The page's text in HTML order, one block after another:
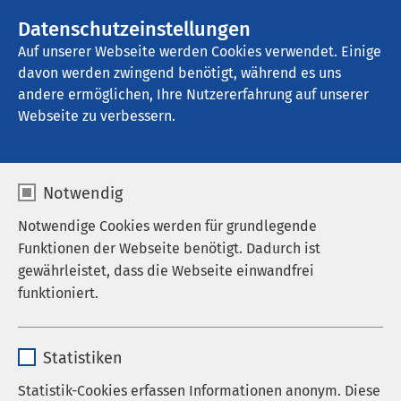
Datenschutzeinstellungen
Auf unserer Webseite werden Cookies verwendet. Einige
davon werden zwingend benötigt, während es uns
andere ermöglichen, Ihre Nutzererfahrung auf unserer
Webseite zu verbessern.
Notwendig
Notwendige Cookies werden für grundlegende
Funktionen der Webseite benötigt. Dadurch ist
gewährleistet, dass die Webseite einwandfrei
funktioniert.
Anbieter sgalinski
Statistiken
Statistik-Cookies erfassen Informationen anonym. Diese
AMEOS Poliklinika Torgelow
Pressemitteilungen
26.08.2025 AMEOS Gruppe
AMEOS übernimmt das
Josephs-Hospital Warendorf